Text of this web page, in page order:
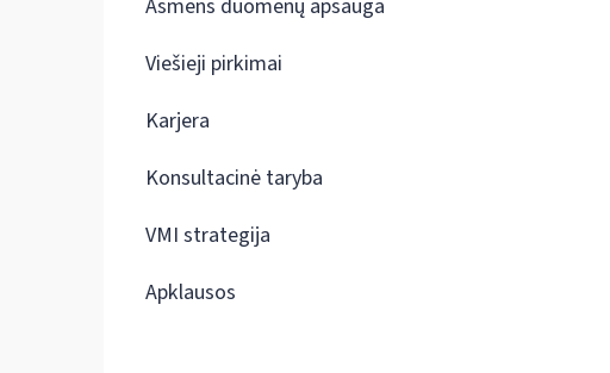
Asmens duomenų apsauga
Viešieji pirkimai
Karjera
Konsultacinė taryba
VMI strategija
Apklausos